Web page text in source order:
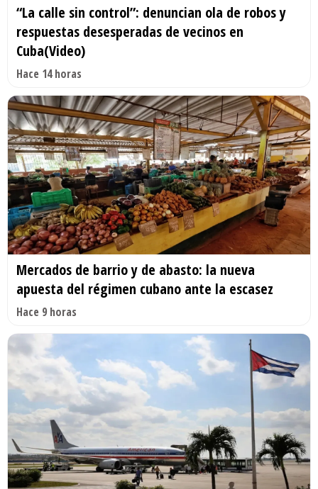
“La calle sin control”: denuncian ola de robos y
respuestas desesperadas de vecinos en
Cuba(Video)
Hace 14 horas
Mercados de barrio y de abasto: la nueva
apuesta del régimen cubano ante la escasez
Hace 9 horas